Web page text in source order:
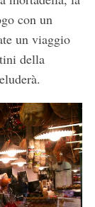
con un
un viaggio
della